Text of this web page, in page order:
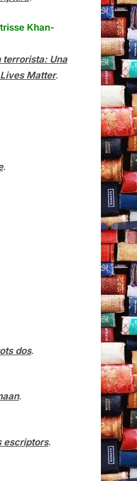
Khan-
terrorista: Una
Matter.
.
dos.
.
escriptors.